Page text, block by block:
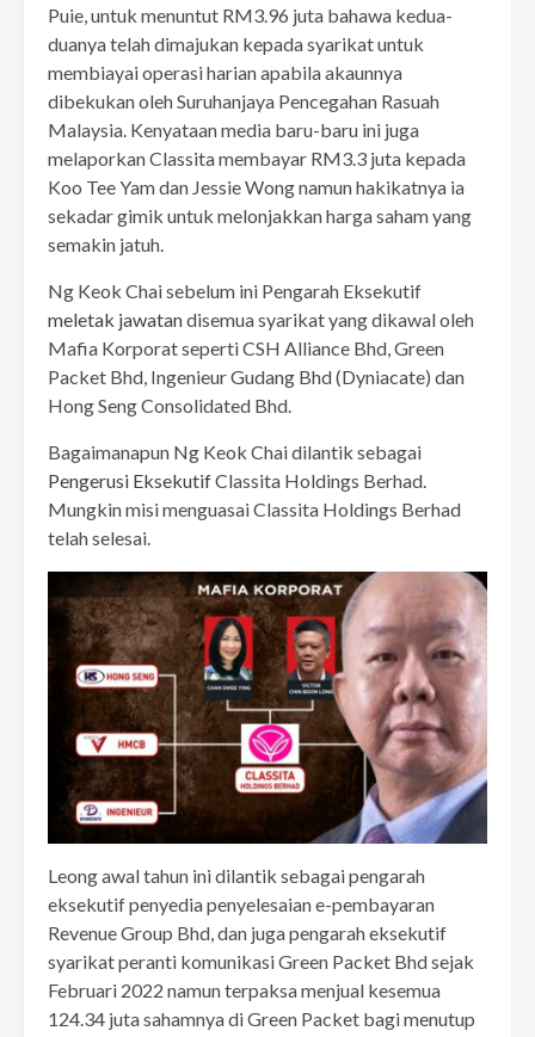
Puie, untuk menuntut RM3.96 juta bahawa kedua-
duanya telah dimajukan kepada syarikat untuk
membiayai operasi harian apabila akaunnya
dibekukan oleh Suruhanjaya Pencegahan Rasuah
Malaysia. Kenyataan media baru-baru ini juga
melaporkan Classita membayar RM3.3 juta kepada
Koo Tee Yam dan Jessie Wong namun hakikatnya ia
sekadar gimik untuk melonjakkan harga saham yang
semakin jatuh.
Ng Keok Chai sebelum ini Pengarah Eksekutif
meletak jawatandisemua syarikat yang dikawal oleh
Mafia Korporat seperti CSH Alliance Bhd, Green
Packet Bhd, Ingenieur Gudang Bhd (Dyniacate) dan
Hong Seng Consolidated Bhd.
Bagaimanapun Ng Keok Chai dilantik sebagai
Pengerusi EksekutifClassita Holdings Berhad.
Mungkin misi menguasai Classita Holdings Berhad
telah selesai.
Leong awal tahun ini dilantik sebagai pengarah
eksekutif penyedia penyelesaian e-pembayaran
Revenue Group Bhd, dan juga pengarah eksekutif
syarikat peranti komunikasi Green Packet Bhd sejak
Februari 2022 namun terpaksa menjual kesemua
124.34 juta sahamnya di Green Packet bagi menutup